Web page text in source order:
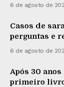
6 de agosto de
Casos de
perguntas e
6 de agosto de
Após 30
primeiro